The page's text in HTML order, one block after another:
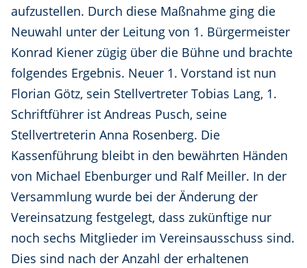
aufzustellen. Durch diese Maßnahme ging die
Neuwahl unter der Leitung von 1. Bürgermeister
Konrad Kiener zügig über die Bühne und brachte
folgendes Ergebnis. Neuer 1. Vorstand ist nun
Florian Götz, sein Stellvertreter Tobias Lang, 1.
Schriftführer ist Andreas Pusch, seine
Stellvertreterin Anna Rosenberg. Die
Kassenführung bleibt in den bewährten Händen
von Michael Ebenburger und Ralf Meiller. In der
Versammlung wurde bei der Änderung der
Vereinsatzung festgelegt, dass zukünftige nur
noch sechs Mitglieder im Vereinsausschuss sind.
Dies sind nach der Anzahl der erhaltenen